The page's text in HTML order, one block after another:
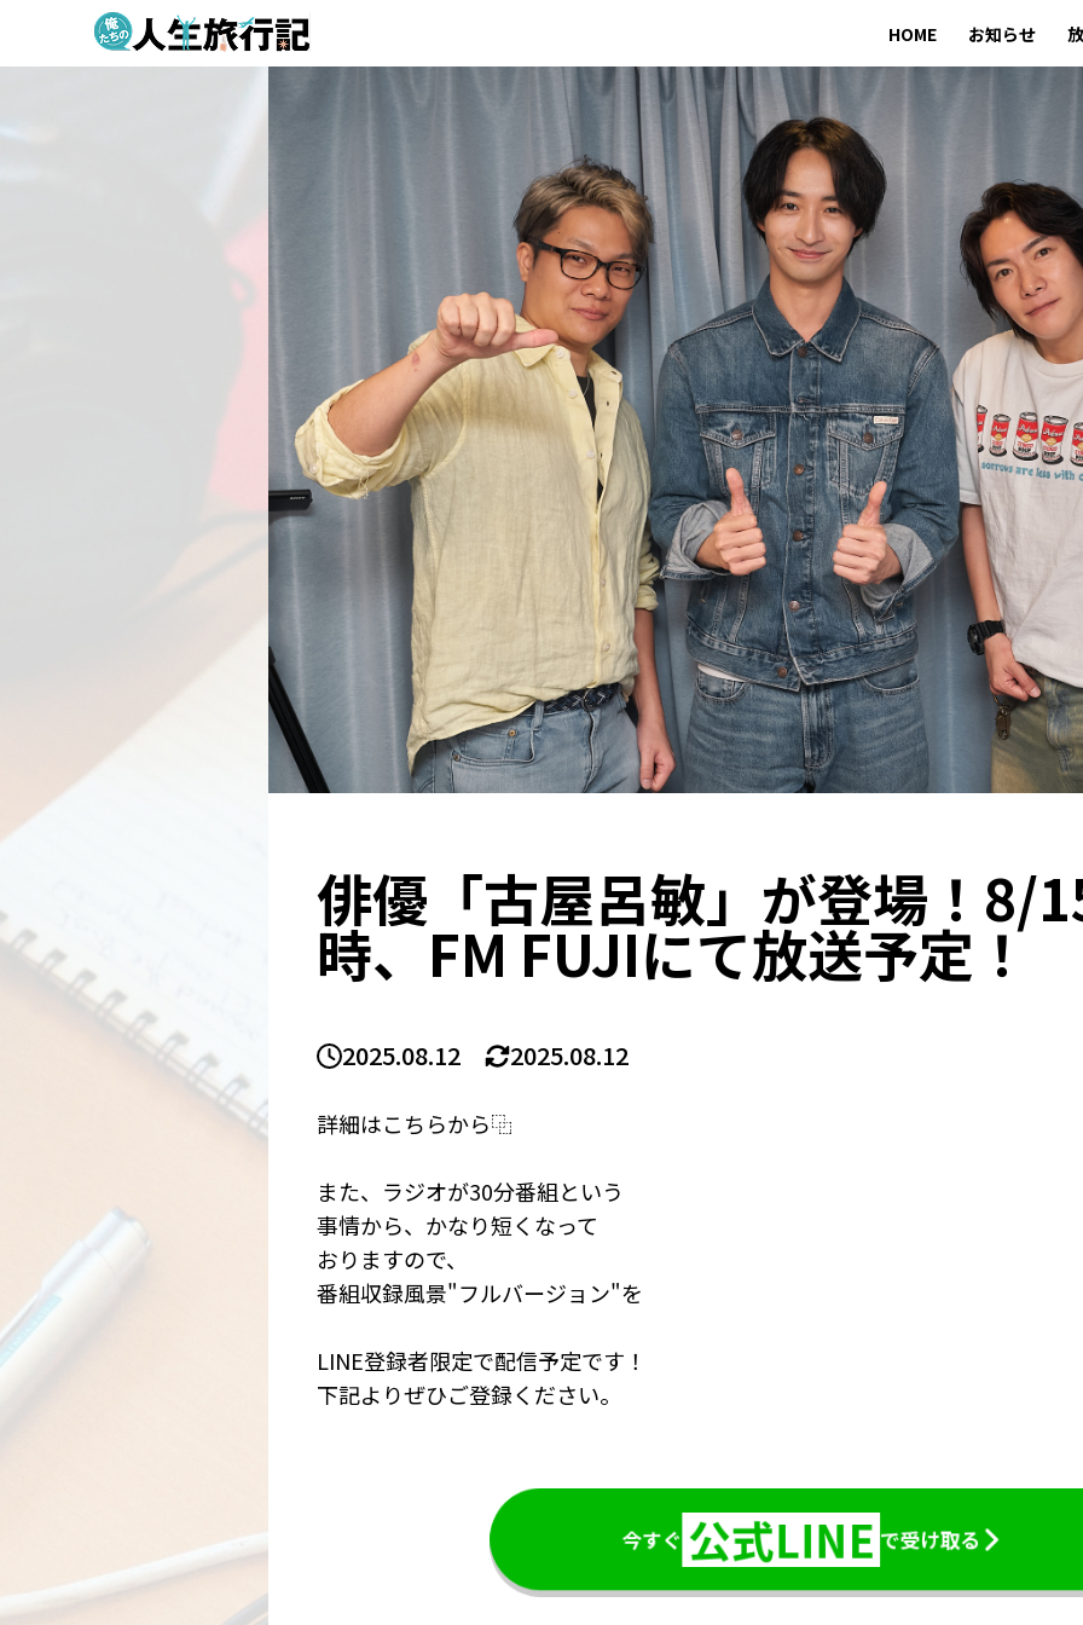
HOME お知らせ
俳優「古屋呂敏」が登場！8/
時、FM FUJIにて放送予定！
2025.08.12 2025.08.12
詳細はこちらから⿻
また、ラジオが30分番組という
事情から、かなり短くなって
おりますので、
番組収録風景"フルバージョン"を
LINE登録者限定で配信予定です！
下記よりぜひご登録ください。
今すぐ公式LINE で受け取る